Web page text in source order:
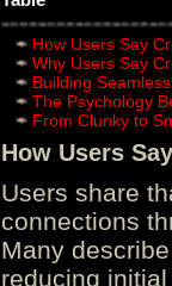
How Users Say
Why Users Say
Building
The Psychology
From Clunky to
How Users
Users share
connections
Many
reducing